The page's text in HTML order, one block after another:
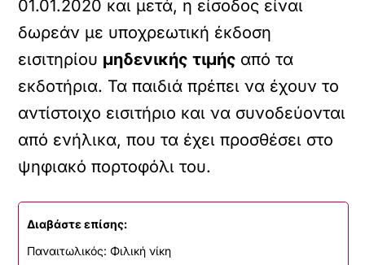
01.01.2020 και μετά, η είσοδος είναι
δωρεάν με υποχρεωτική έκδοση
εισιτηρίου μηδενικής τιμής από τα
εκδοτήρια. Τα παιδιά πρέπει να έχουν το
αντίστοιχο εισιτήριο και να συνοδεύονται
από ενήλικα, που τα έχει προσθέσει στο
ψηφιακό πορτοφόλι του.
Διαβάστε επίσης:
Παναιτωλικός: Φιλική νίκη